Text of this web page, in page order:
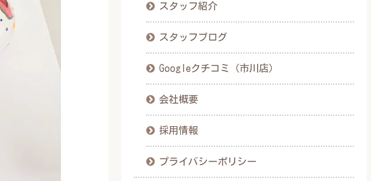
スタッフ紹介
スタッフブログ
Googleクチコミ（市川店）
会社概要
採用情報
プライバシーポリシー